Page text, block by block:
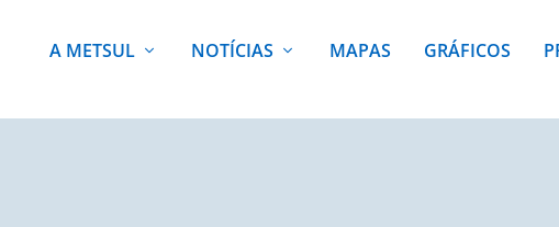
A METSUL NOTÍCIAS MAPAS GRÁFICOS